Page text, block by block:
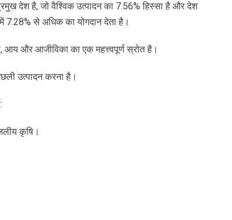
देश है, जो वैश्विक उत्पादन का 7.56% हिस्सा है और देश
7.28% से अधिक का योगदान देता है।
और आजीविका का एक महत्त्वपूर्ण स्रोत है।
उत्पादन करना है।
कृषि।